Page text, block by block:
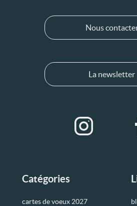
Catégories
cartes de voeux 2027
Nous
La newsletter